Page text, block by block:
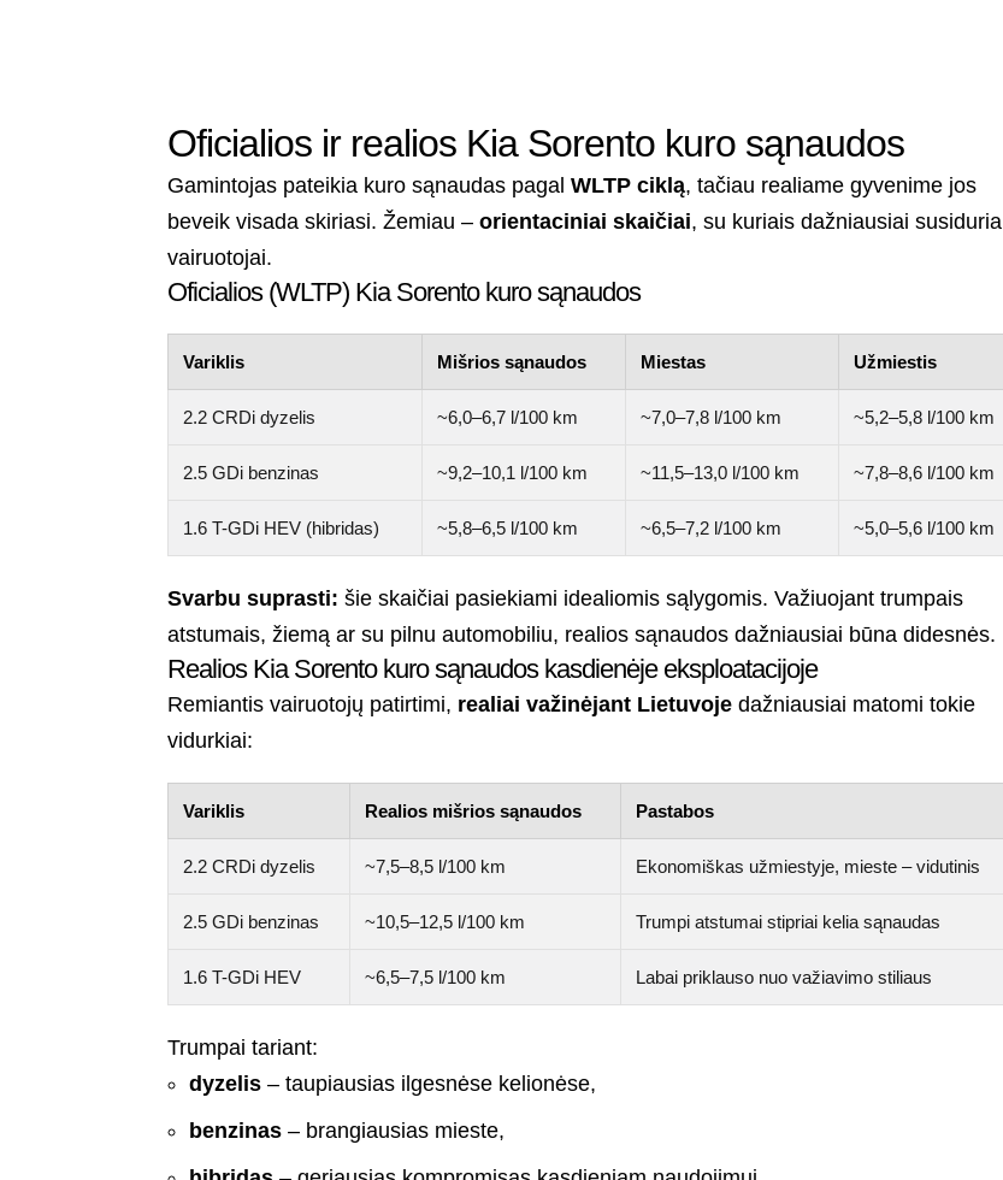
Oficialios ir realios Kia Sorento kuro sąnaudos
Gamintojas pateikia kuro sąnaudas pagalWLTP ciklą, tačiau realiame gyvenime jos
beveik visada skiriasi. Žemiau –orientaciniai skaičiai, su kuriais dažniausiai susiduria
vairuotojai.
Oficialios (WLTP) Kia Sorento kuro sąnaudos
Variklis Mišrios sąnaudos Miestas Užmiestis
2.2 CRDi dyzelis ~6,0–6,7 l/100 km ~7,0–7,8 l/100 km ~5,2–5,8 l/100 km
2.5 GDi benzinas ~9,2–10,1 l/100 km ~11,5–13,0 l/100 km ~7,8–8,6 l/100 km
1.6 T-GDi HEV (hibridas) ~5,8–6,5 l/100 km ~6,5–7,2 l/100 km ~5,0–5,6 l/100 km
Svarbu suprasti: šie skaičiai pasiekiami idealiomis sąlygomis. Važiuojant trumpais
atstumais, žiemą ar su pilnu automobiliu, realios sąnaudos dažniausiai būna didesnės.
Realios Kia Sorento kuro sąnaudos kasdienėje eksploatacijoje
Remiantis vairuotojų patirtimi, realiai važinėjant Lietuvoje dažniausiai matomi tokie
vidurkiai:
Variklis Realios mišrios sąnaudos Pastabos
2.2 CRDi dyzelis ~7,5–8,5 l/100 km Ekonomiškas užmiestyje, mieste – vidutinis
2.5 GDi benzinas ~10,5–12,5 l/100 km Trumpi atstumai stipriai kelia sąnaudas
1.6 T-GDi HEV ~6,5–7,5 l/100 km Labai priklauso nuo važiavimo stiliaus
Trumpai tariant:
dyzelis – taupiausias ilgesnėse kelionėse,
benzinas – brangiausias mieste,